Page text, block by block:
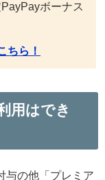
ボーナス
ちら！
用はでき
与の他「プレミア